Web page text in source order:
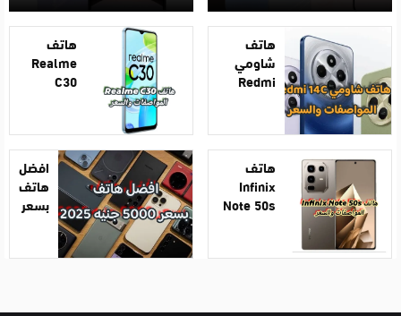
هاتف
شاومي
Redmi
والسعر
هاتف
Realme
C30
هاتف
Infinix
Note 50s
افضل
هاتف
بسعر
2025